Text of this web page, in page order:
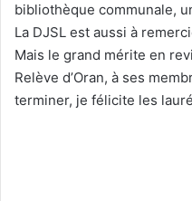
bibliothèque communale,
La DJSL est aussi à
Mais le grand mérite en
Relève d’Oran, à ses
terminer, je félicite les